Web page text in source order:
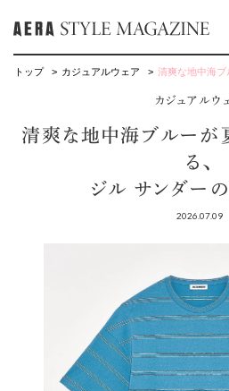
トップ カジュアルウェア 清爽な地中海ブルーが
カジュアルウ
清爽な地中海ブルーが
る、
ジル サンダーの
2026.07.09